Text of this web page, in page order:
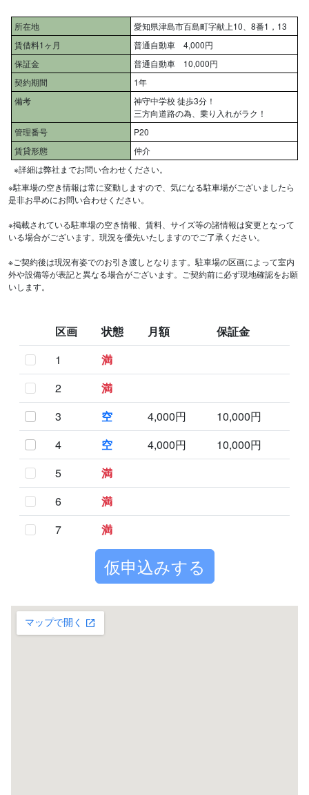
所在地
愛知県津島市百島町字献上10、8番1，13
賃借料1ヶ月
普通自動車 4,000円
保証金
普通自動車 10,000円
契約期間
1年
備考
神守中学校 徒歩3分！
三方向道路の為、乗り入れがラク！
管理番号
P20
賃貸形態
仲介
※詳細は弊社までお問い合わせください。
※駐車場の空き情報は常に変動しますので、気になる駐車場がございましたら
是非お早めにお問い合わせください。
※掲載されている駐車場の空き情報、賃料、サイズ等の諸情報は変更となって
いる場合がございます。現況を優先いたしますのでご了承ください。
※ご契約後は現況有姿でのお引き渡しとなります。駐車場の区画によって室内
外や設備等が表記と異なる場合がございます。ご契約前に必ず現地確認をお願
いします。
区画 状態 月額
保証金
1
満
2
満
3
空 4,000円
10,000円
4
空 4,000円
10,000円
5
満
6
満
7
満
仮申込みする